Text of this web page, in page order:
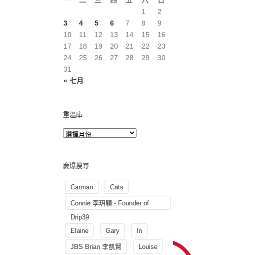
« 七月
1
2
3
4 5 6 7 8
9
10
11 12 13 14 15
16
17
18 19 20 21 22
23
24
25 26 27 28 29
30
31
重溫庫
慶爆搜尋
Carman Cats
Connie 李玥穎 - Founder of
Drip39
Elaine
Gary In
JBS Brian 李凱賢 Louise